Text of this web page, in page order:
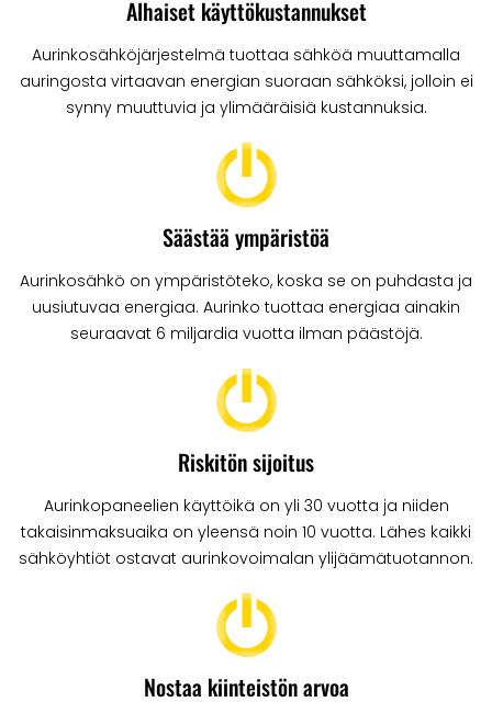
Alhaiset käyttökustannukset
Aurinkosähköjärjestelmä tuottaa sähköä muuttamalla
aurin­gosta virtaavan energian suoraan sähköksi, jolloin ei
synny muuttuvia ja ylimääräisiä kustannuksia.
Säästää ympäristöä
Aurinkosähkö on ympäristöteko, koska se on puhdasta ja
uusiutuvaa energiaa. Aurinko tuottaa energiaa ainakin
seuraavat 6 miljardia vuotta ilman päästöjä.
Riskitön sijoitus
Aurinkopaneelien käyttöikä on yli 30 vuotta ja niiden
takaisinmaksuaika on yleensä noin 10 vuotta. Lähes kaikki
sähköyhtiöt ostavat aurinkovoimalan ylijäämätuotannon.
Nostaa kiinteistön arvoa